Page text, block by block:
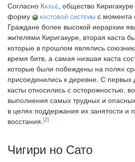
Согласно Кахьё, общество
форму
кастовой системы с момента
Граждане более высокой иерархии
жителями Киригакуре, вторая каста
которые в прошлом являлись
время битв, а самая низшая каста
которые были побеждены на полях
присоединились к деревне. С первых
касты относились с осторожностью,
выполнения самых трудных и
в целях поддержания их занятости и
восстания.[2]
Чигири но Сато